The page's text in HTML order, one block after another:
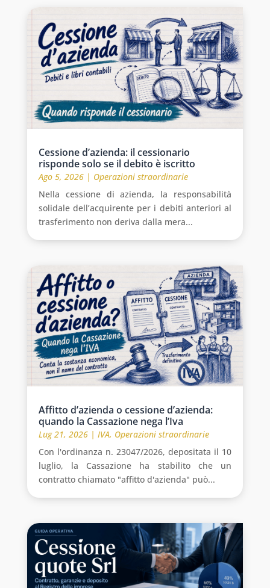
Cessione d’azienda: il cessionario
risponde solo se il debito è iscritto
Ago 5, 2026| Operazioni straordinarie
Nella cessione di azienda, la responsabilità
solidale dell’acquirente per i debiti anteriori al
trasferimento non deriva dalla mera...
Affitto d’azienda o cessione d’azienda:
quando la Cassazione nega l’Iva
Lug 21, 2026| IVA, Operazioni straordinarie
Con l'ordinanza n. 23047/2026, depositata il 10
luglio, la Cassazione ha stabilito che un
contratto chiamato "affitto d'azienda" può...